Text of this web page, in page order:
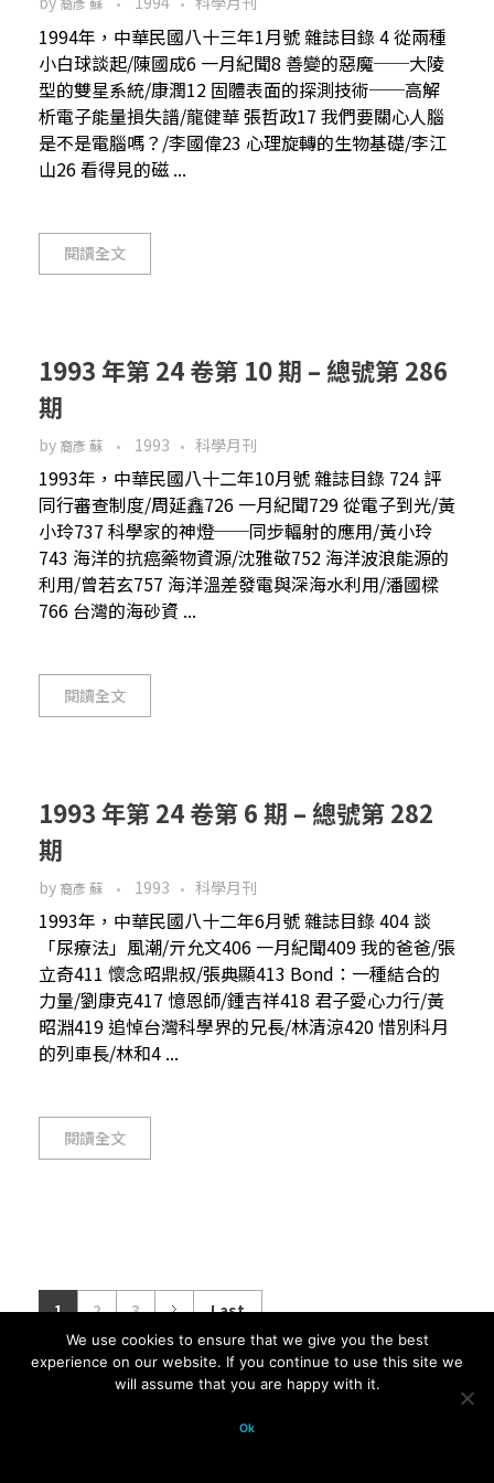
1994年，中華民國八十三年1月號 雜誌目錄 4 從兩種
小白球談起/陳國成6 一月紀聞8 善變的惡魔──大陵
型的雙星系統/康潤12 固體表面的探測技術──高解
析電子能量損失譜/龍健華 張哲政17 我們要關心人腦
是不是電腦嗎？/李國偉23 心理旋轉的生物基礎/李江
山26 看得見的磁 ...
閱讀全文
1993 年第 24 卷第 10 期 – 總號第 286
期
by 裔彥 蘇 1993 科學月刊
1993年，中華民國八十二年10月號 雜誌目錄 724 評
同行審查制度/周延鑫726 一月紀聞729 從電子到光/黃
小玲737 科學家的神燈──同步輻射的應用/黃小玲
743 海洋的抗癌藥物資源/沈雅敬752 海洋波浪能源的
利用/曾若玄757 海洋溫差發電與深海水利用/潘國樑
766 台灣的海砂資 ...
閱讀全文
1993 年第 24 卷第 6 期 – 總號第 282
期
by 裔彥 蘇 1993 科學月刊
1993年，中華民國八十二年6月號 雜誌目錄 404 談
「尿療法」風潮/亓允文406 一月紀聞409 我的爸爸/張
立奇411 懷念昭鼎叔/張典顯413 Bond：一種結合的
力量/劉康克417 憶恩師/鍾吉祥418 君子愛心力行/黃
昭淵419 追悼台灣科學界的兄長/林清涼420 惜別科月
的列車長/林和4 ...
閱讀全文
1 2 3 Last
© 2026 科學月刊五十年大全 All
We use cookies to ensure that we give you the best
experience on our website. If you continue to use this site we
will assume that you are happy with it.
Ok